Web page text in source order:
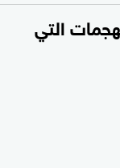
التي